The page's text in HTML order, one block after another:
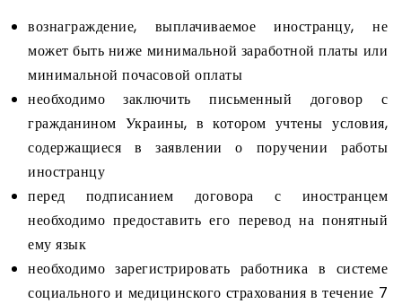
вознаграждение, выплачиваемое иностранцу, не
может быть ниже минимальной заработной платы или
минимальной почасовой оплаты
необходимо заключить письменный договор с
гражданином Украины, в котором учтены условия,
содержащиеся в заявлении о поручении работы
иностранцу
перед подписанием договора с иностранцем
необходимо предоставить его перевод на понятный
ему язык
необходимо зарегистрировать работника в системе
социального и медицинского страхования в течение 7